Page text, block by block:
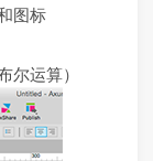
图标
尔运算）